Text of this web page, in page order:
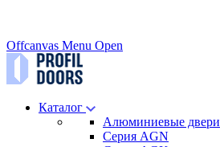
Offcanvas Menu Open
Каталог
Алюминиевые двери
Серия AGN